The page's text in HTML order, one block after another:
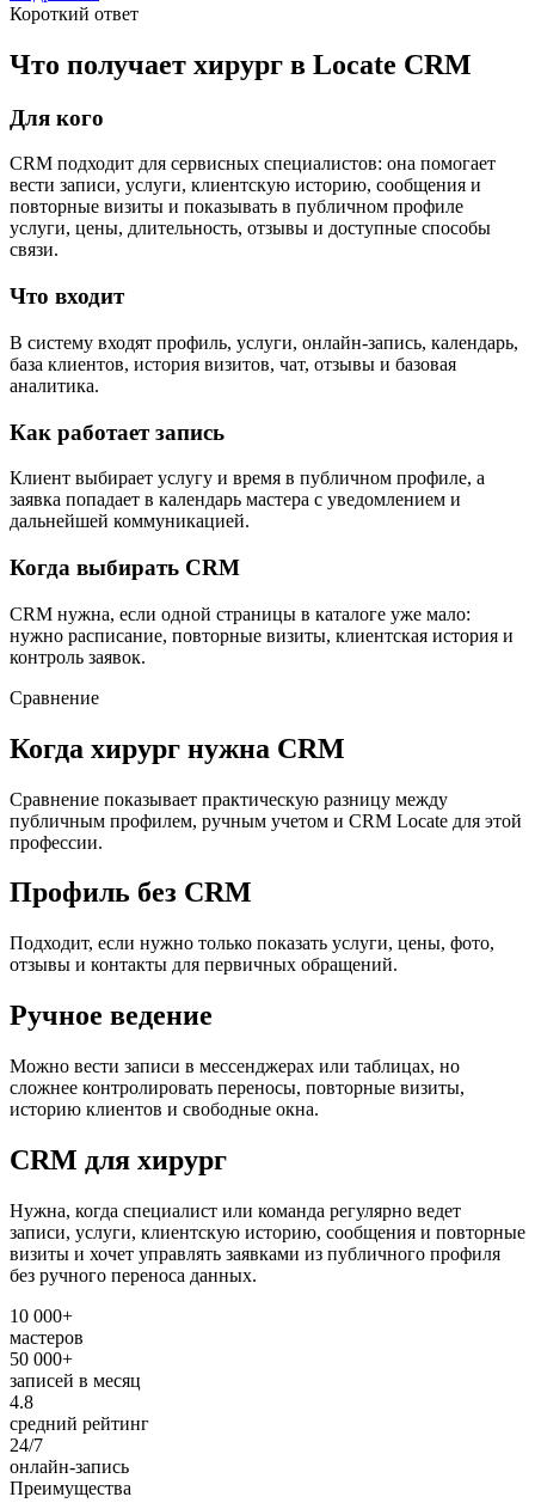
Короткий ответ
Что получает хирург в Locate CRM
Для кого
CRM подходит для сервисных специалистов: она помогает
вести записи, услуги, клиентскую историю, сообщения и
повторные визиты и показывать в публичном профиле
услуги, цены, длительность, отзывы и доступные способы
связи.
Что входит
В систему входят профиль, услуги, онлайн-запись, календарь,
база клиентов, история визитов, чат, отзывы и базовая
аналитика.
Как работает запись
Клиент выбирает услугу и время в публичном профиле, а
заявка попадает в календарь мастера с уведомлением и
дальнейшей коммуникацией.
Когда выбирать CRM
CRM нужна, если одной страницы в каталоге уже мало:
нужно расписание, повторные визиты, клиентская история и
контроль заявок.
Сравнение
Когда хирург нужна CRM
Сравнение показывает практическую разницу между
публичным профилем, ручным учетом и CRM Locate для этой
профессии.
Профиль без CRM
Подходит, если нужно только показать услуги, цены, фото,
отзывы и контакты для первичных обращений.
Ручное ведение
Можно вести записи в мессенджерах или таблицах, но
сложнее контролировать переносы, повторные визиты,
историю клиентов и свободные окна.
CRM для хирург
Нужна, когда специалист или команда регулярно ведет
записи, услуги, клиентскую историю, сообщения и повторные
визиты и хочет управлять заявками из публичного профиля
без ручного переноса данных.
10 000+
мастеров
50 000+
записей в месяц
4.8
средний рейтинг
24/7
онлайн-запись
Преимущества